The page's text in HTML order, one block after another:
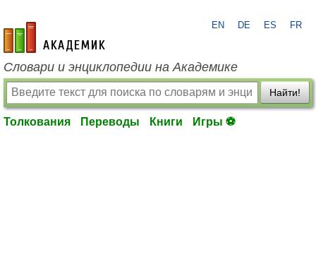
academic.ru
EN DE ES FR
Словари и энциклопедии на Академике
Найти!
Толкования Переводы Книги Игры ⚽